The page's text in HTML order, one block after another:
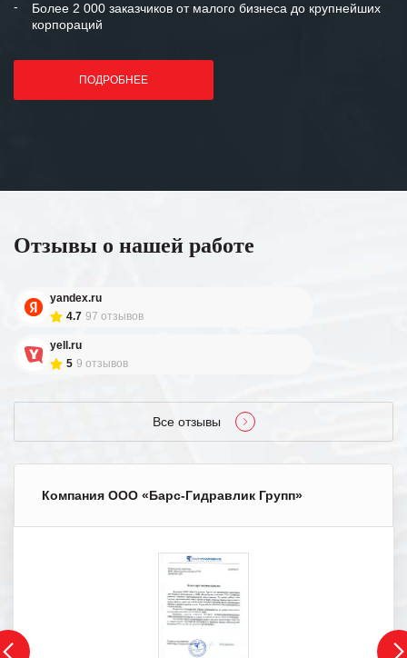
Более 2 000 заказчиков от малого бизнеса до крупнейших
корпораций
ПОДРОБНЕЕ
Отзывы о нашей работе
yandex.ru
4.7 97 отзывов
yell.ru
5 9 отзывов
Все отзывы
Компания ООО «Барс-Гидравлик Групп»